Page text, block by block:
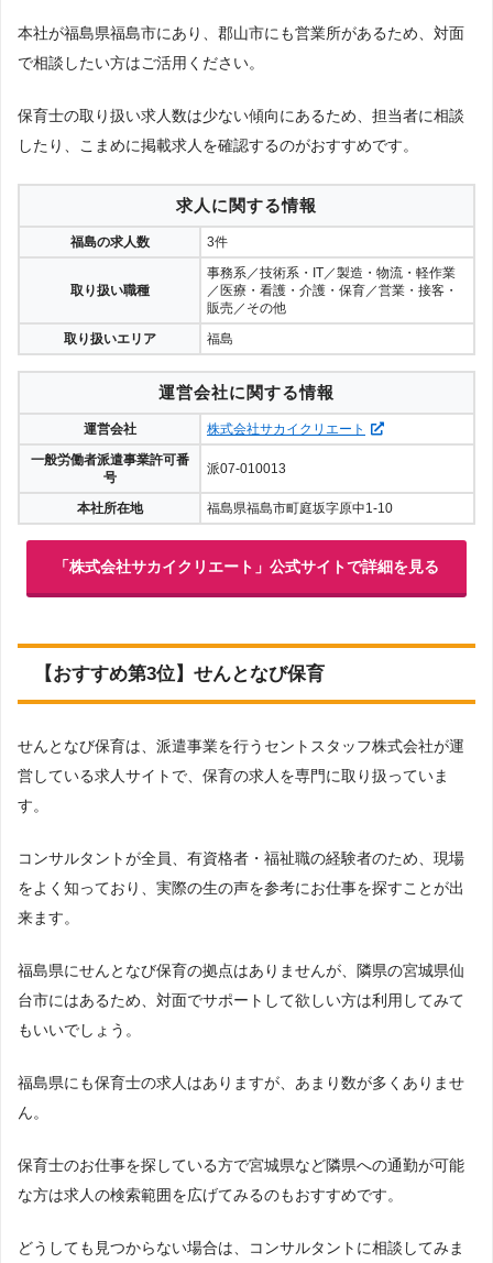
本社が福島県福島市にあり、郡山市にも営業所があるため、対面
で相談したい方はご活用ください。
保育士の取り扱い求人数は少ない傾向にあるため、担当者に相談
したり、こまめに掲載求人を確認するのがおすすめです。
求人に関する情報
福島の求人数 3件
取り扱い職種
事務系／技術系・IT／製造・物流・軽作業
／医療・看護・介護・保育／営業・接客・
販売／その他
取り扱いエリア
福島
運営会社に関する情報
運営会社
株式会社サカイクリエート
一般労働者派遣事業許可番
号
派07-010013
本社所在地 福島県福島市町庭坂字原中1-10
「株式会社サカイクリエート」公式サイトで詳細を見る
【おすすめ第3位】せんとなび保育
せんとなび保育は、派遣事業を行うセントスタッフ株式会社が運
営している求人サイトで、保育の求人を専門に取り扱っていま
す。
コンサルタントが全員、有資格者・福祉職の経験者のため、現場
をよく知っており、実際の生の声を参考にお仕事を探すことが出
来ます。
福島県にせんとなび保育の拠点はありませんが、隣県の宮城県仙
台市にはあるため、対面でサポートして欲しい方は利用してみて
もいいでしょう。
福島県にも保育士の求人はありますが、あまり数が多くありませ
ん。
保育士のお仕事を探している方で宮城県など隣県への通勤が可能
な方は求人の検索範囲を広げてみるのもおすすめです。
どうしても見つからない場合は、コンサルタントに相談してみま